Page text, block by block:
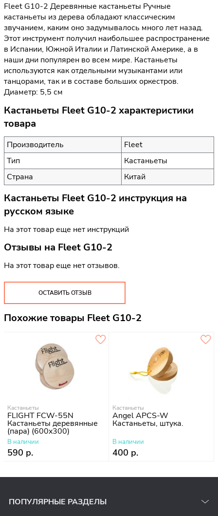
Fleet G10-2 Деревянные кастаньеты Ручные
кастаньеты из дерева обладают классическим
звучанием, каким оно задумывалось много лет назад.
Этот инструмент получил наибольшее распространение
в Испании, Южной Италии и Латинской Америке, а в
наши дни популярен во всем мире. Кастаньеты
используются как отдельными музыкантами или
танцорами, так и в составе больших оркестров.
Диаметр: 5,5 см
Кастаньеты Fleet G10-2 характеристики
товара
Производитель
Fleet
Тип
Кастаньеты
Страна
Китай
Кастаньеты Fleet G10-2 инструкция на
русском языке
На этот товар еще нет инструкций
Отзывы на Fleet G10-2
На этот товар еще нет отзывов.
ОСТАВИТЬ ОТЗЫВ
Похожие товары Fleet G10-2
Кастаньеты
FLIGHT FCW-55N
Кастаньеты деревянные
(пара) (600x300)
В наличии
590 р.
Кастаньеты
Angel APCS-W
Кастаньеты, штука.
В наличии
400 р.
ПОПУЛЯРНЫЕ РАЗДЕЛЫ